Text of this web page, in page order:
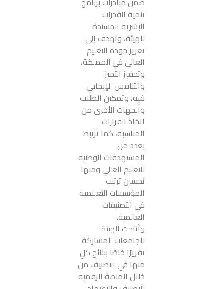
تنمية القدرات
البشرية المسندة
للهيئة، وتهدف إلى
تعزيز جودة التعليم
العالي في المملكة،
وتحفيز التميز
والتنافس الإيجابي
فيه، وتمكين الطلاب
والجهات الأخرى من
اتخاذ القرارات
المناسبة، كما ترتبط
بعدد من
المستهدفات الوطنية
للتعليم العالي ومنها
تحسين ترتيب
المؤسسات التعليمية
في التصنيفات
العالمية.
وأتاحت الهيئة
للجامعات المشاركة
تقريرًا خاصًا بنتائج كلٍ
منها في التصنيف من
خلال المنصة الرقمية